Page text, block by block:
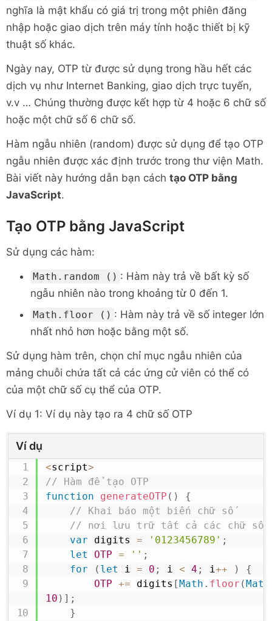
nghĩa là mật khẩu có giá trị trong một phiên đăng
nhập hoặc giao dịch trên máy tính hoặc thiết bị kỹ
thuật số khác.
Ngày nay, OTP từ được sử dụng trong hầu hết các
dịch vụ như Internet Banking, giao dịch trực tuyến,
v.v … Chúng thường được kết hợp từ 4 hoặc 6 chữ số
hoặc một chữ số 6 chữ số.
Hàm ngẫu nhiên (random) được sử dụng để tạo OTP
ngẫu nhiên được xác định trước trong thư viện Math.
Bài viết này hướng dẫn bạn cách tạo OTP bằng
JavaScript.
Tạo OTP bằng JavaScript
Sử dụng các hàm:
Math.random () : Hàm này trả về bất kỳ số
ngẫu nhiên nào trong khoảng từ 0 đến 1.
Math.floor () : Hàm này trả về số integer lớn
nhất nhỏ hơn hoặc bằng một số.
Sử dụng hàm trên, chọn chỉ mục ngẫu nhiên của
mảng chuỗi chứa tất cả các ứng cử viên có thể có
của một chữ số cụ thể của OTP.
Ví dụ 1: Ví dụ này tạo ra 4 chữ số OTP
Ví dụ
<script>
// Hàm để tạo OTP
function
generateOTP ( )
{
// Khai báo một biến chữ số
// nơi lưu trữ tất cả các chữ số
var digits = '0123456789' ;
let
OTP = '' ;
for
( let i = 0 ; i < 4 ; i++ )
{
OTP += digits [Math . floor (Math
10 ) ] ;
}